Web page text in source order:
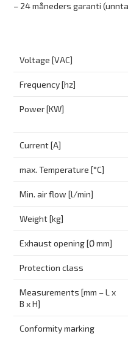
– 24 måneders garanti
Voltage [VAC]
Frequency [hz]
Power [KW]
Current [A]
max. Temperature [°C]
Min. air flow [l/min]
Weight [kg]
Exhaust opening [Ø mm]
Protection class
Measurements [mm – L x
B x H]
Conformity marking